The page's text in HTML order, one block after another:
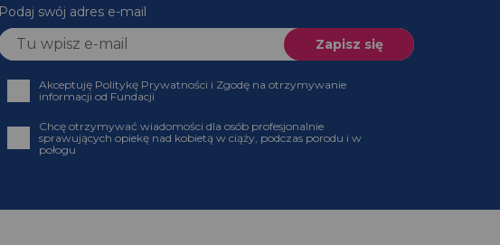
Podaj swój adres e-mail
Akceptuję Politykę Prywatności i Zgodę na otrzymywanie
informacji od Fundacji
Chcę otrzymywać wiadomości dla osób profesjonalnie
sprawujących opiekę nad kobietą w ciąży, podczas porodu i w
połogu